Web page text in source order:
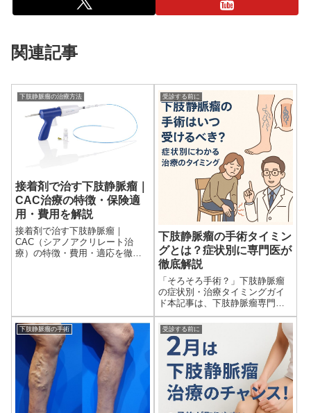
関連記事
下肢静脈瘤の治療方法
接着剤で治す下肢静脈瘤｜
CAC治療の特徴・保険適
用・費用を解説
接着剤で治す下肢静脈瘤｜
CAC（シアノアクリレート治
療）の特徴・費用・適応を徹底
受診する前に
下肢静脈瘤の手術タイミン
グとは？症状別に専門医が
徹底解説
「そろそろ手術？」下肢静脈瘤
の症状別・治療タイミングガイ
ド本記事は、下肢静脈瘤専門ク
リニック「目黒外科」院長の齋
藤陽 医師が監修しています。下
肢静脈瘤を持つ患者さんの中に
は、手術を受けるべきタイミン
グ...
下肢静脈瘤の手術 受診する前に